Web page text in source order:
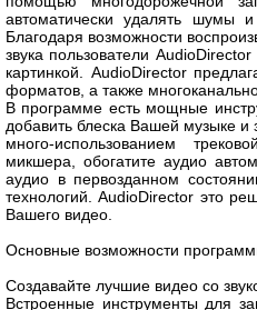
автоматически удалять шумы
Благодаря возможности
звука пользователи
картинкой. AudioDirector
форматов, а также
В программе есть мощные
добавить блеска Вашей музыке и
много-использованием
микшера, обогатите аудио
аудио в первозданном
технологий. AudioDirector это
Вашего видео.
Основные возможности
Создавайте лучшие видео со
Встроенные инструменты для